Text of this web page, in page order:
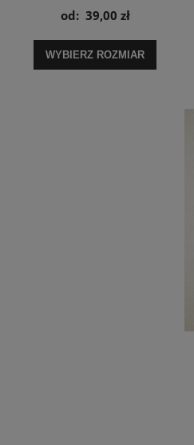
Moving Castle - plakat
od: 39,00 zł
WYBIERZ ROZMIAR